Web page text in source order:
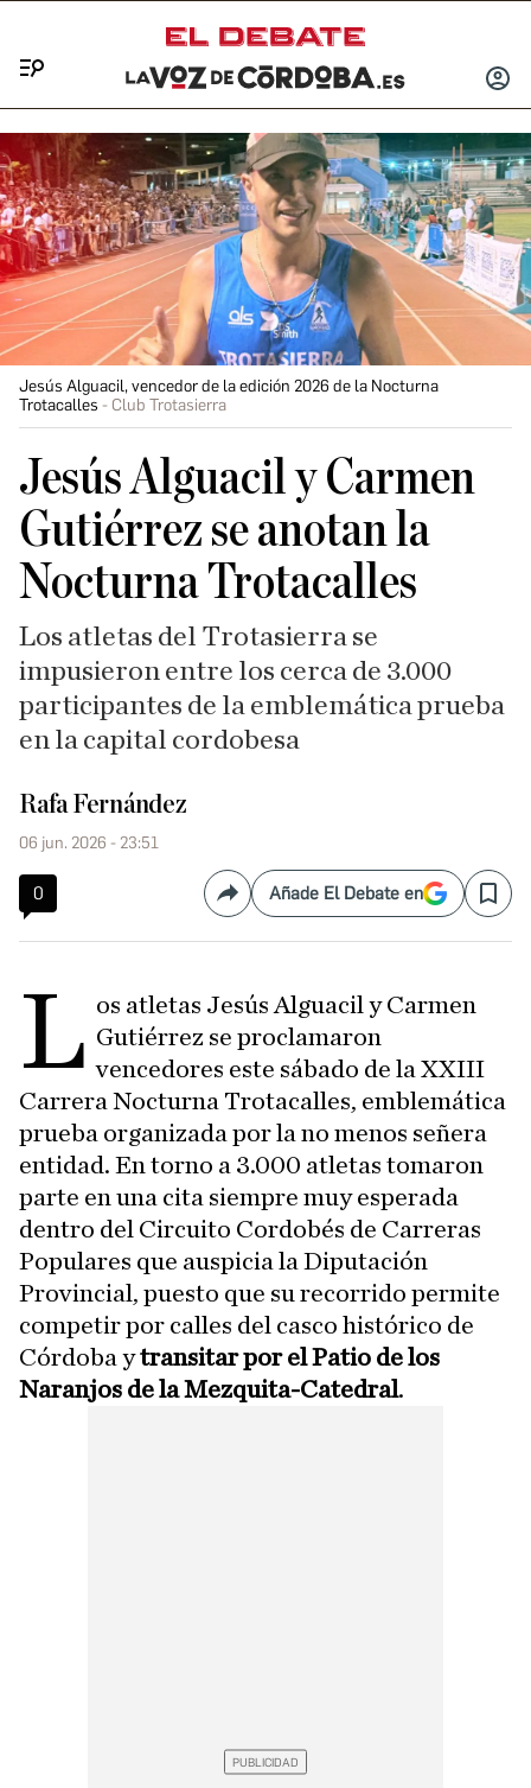
INICIAR
Jesús Alguacil, vencedor de la edición 2026 de la Nocturna
Trotacalles
Club Trotasierra
Jesús Alguacil y Carmen
Gutiérrez se anotan la
Nocturna Trotacalles
Los atletas del Trotasierra se
impusieron entre los cerca de 3.000
participantes de la emblemática prueba
en la capital cordobesa
Rafa Fernández
06 jun. 2026 - 23:51
0 CompartirAñade El Debate en Save
L os atletas Jesús Alguacil y Carmen
Gutiérrez se proclamaron
vencedores este sábado de la XXIII
Carrera Nocturna Trotacalles, emblemática
prueba organizada por la no menos señera
entidad. En torno a 3.000 atletas tomaron
parte en una cita siempre muy esperada
dentro del Circuito Cordobés de Carreras
Populares que auspicia la Diputación
Provincial, puesto que su recorrido permite
competir por calles del casco histórico de
Córdoba ytransitar por el Patio de los
Naranjos de la Mezquita-Catedral.